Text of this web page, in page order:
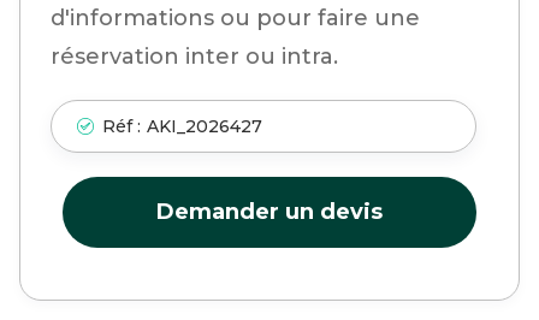
d'informations ou pour faire une
réservation inter ou intra.
Réf : AKI_2026427
Demander un devis